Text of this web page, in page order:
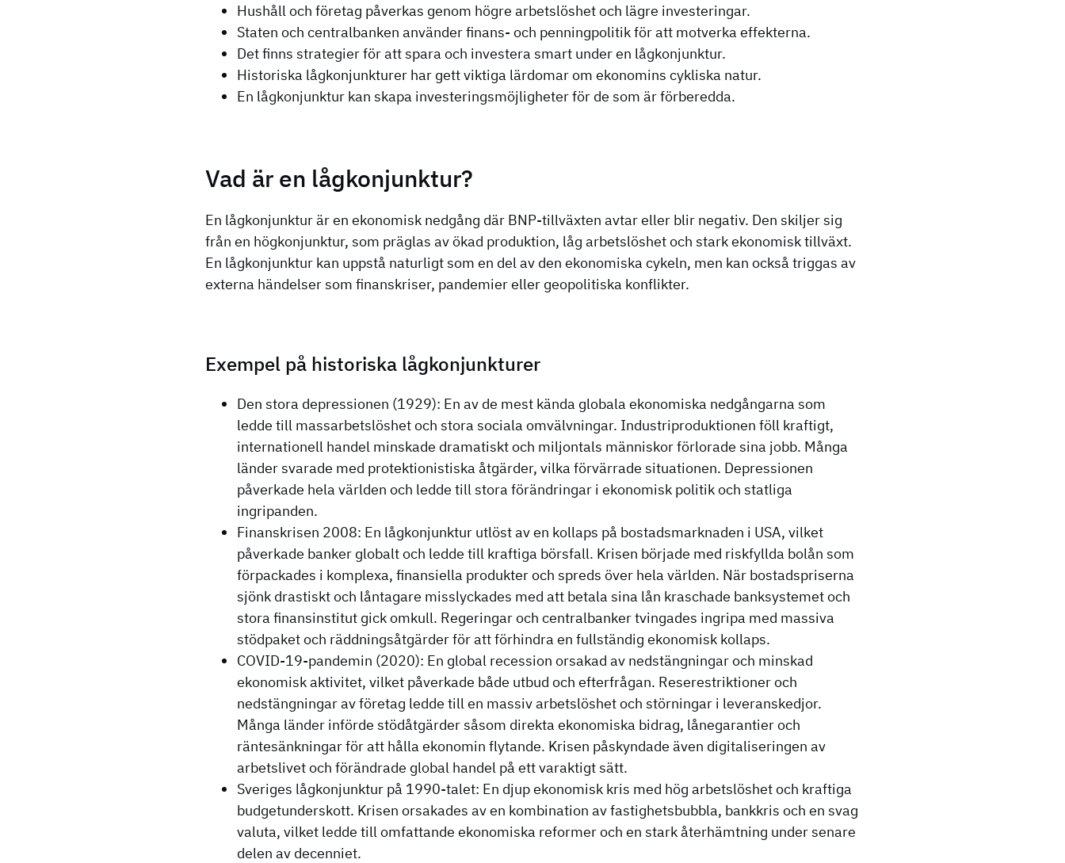
Hushåll och företag påverkas genom högre arbetslöshet och lägre investeringar.
Staten och centralbanken använder finans- och penningpolitik för att motverka effekterna.
Det finns strategier för att spara och investera smart under en lågkonjunktur.
Historiska lågkonjunkturer har gett viktiga lärdomar om ekonomins cykliska natur.
En lågkonjunktur kan skapa investeringsmöjligheter för de som är förberedda.
Vad är en lågkonjunktur?
En lågkonjunktur är en ekonomisk nedgång där BNP-tillväxten avtar eller blir negativ. Den skiljer sig
från en högkonjunktur, som präglas av ökad produktion, låg arbetslöshet och stark ekonomisk tillväxt.
En lågkonjunktur kan uppstå naturligt som en del av den ekonomiska cykeln, men kan också triggas av
externa händelser som finanskriser, pandemier eller geopolitiska konflikter.
Exempel på historiska lågkonjunkturer
Den stora depressionen (1929): En av de mest kända globala ekonomiska nedgångarna som
ledde till massarbetslöshet och stora sociala omvälvningar. Industriproduktionen föll kraftigt,
internationell handel minskade dramatiskt och miljontals människor förlorade sina jobb. Många
länder svarade med protektionistiska åtgärder, vilka förvärrade situationen. Depressionen
påverkade hela världen och ledde till stora förändringar i ekonomisk politik och statliga
ingripanden.
Finanskrisen 2008: En lågkonjunktur utlöst av en kollaps på bostadsmarknaden i USA, vilket
påverkade banker globalt och ledde till kraftiga börsfall. Krisen började med riskfyllda bolån som
förpackades i komplexa, finansiella produkter och spreds över hela världen. När bostadspriserna
sjönk drastiskt och låntagare misslyckades med att betala sina lån kraschade banksystemet och
stora finansinstitut gick omkull. Regeringar och centralbanker tvingades ingripa med massiva
stödpaket och räddningsåtgärder för att förhindra en fullständig ekonomisk kollaps.
COVID-19-pandemin (2020): En global recession orsakad av nedstängningar och minskad
ekonomisk aktivitet, vilket påverkade både utbud och efterfrågan. Reserestriktioner och
nedstängningar av företag ledde till en massiv arbetslöshet och störningar i leveranskedjor.
Många länder införde stödåtgärder såsom direkta ekonomiska bidrag, lånegarantier och
räntesänkningar för att hålla ekonomin flytande. Krisen påskyndade även digitaliseringen av
arbetslivet och förändrade global handel på ett varaktigt sätt.
Sveriges lågkonjunktur på 1990-talet: En djup ekonomisk kris med hög arbetslöshet och kraftiga
budgetunderskott. Krisen orsakades av en kombination av fastighetsbubbla, bankkris och en svag
valuta, vilket ledde till omfattande ekonomiska reformer och en stark återhämtning under senare
delen av decenniet.